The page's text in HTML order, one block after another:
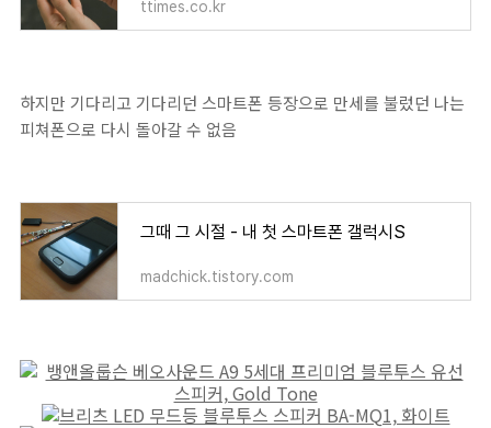
ttimes.co.kr
하지만 기다리고 기다리던 스마트폰 등장으로 만세를 불렀던 나는
피쳐폰으로 다시 돌아갈 수 없음
그때 그 시절 - 내 첫 스마트폰 갤럭시S
madchick.tistory.com